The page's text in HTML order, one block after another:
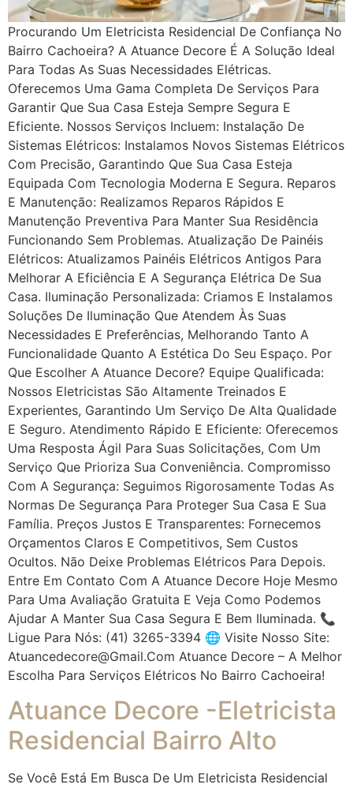
Procurando Um Eletricista Residencial De Confiança No
Bairro Cachoeira? A Atuance Decore É A Solução Ideal
Para Todas As Suas Necessidades Elétricas.
Oferecemos Uma Gama Completa De Serviços Para
Garantir Que Sua Casa Esteja Sempre Segura E
Eficiente. Nossos Serviços Incluem: Instalação De
Sistemas Elétricos: Instalamos Novos Sistemas Elétricos
Com Precisão, Garantindo Que Sua Casa Esteja
Equipada Com Tecnologia Moderna E Segura. Reparos
E Manutenção: Realizamos Reparos Rápidos E
Manutenção Preventiva Para Manter Sua Residência
Funcionando Sem Problemas. Atualização De Painéis
Elétricos: Atualizamos Painéis Elétricos Antigos Para
Melhorar A Eficiência E A Segurança Elétrica De Sua
Casa. Iluminação Personalizada: Criamos E Instalamos
Soluções De Iluminação Que Atendem Às Suas
Necessidades E Preferências, Melhorando Tanto A
Funcionalidade Quanto A Estética Do Seu Espaço. Por
Que Escolher A Atuance Decore? Equipe Qualificada:
Nossos Eletricistas São Altamente Treinados E
Experientes, Garantindo Um Serviço De Alta Qualidade
E Seguro. Atendimento Rápido E Eficiente: Oferecemos
Uma Resposta Ágil Para Suas Solicitações, Com Um
Serviço Que Prioriza Sua Conveniência. Compromisso
Com A Segurança: Seguimos Rigorosamente Todas As
Normas De Segurança Para Proteger Sua Casa E Sua
Família. Preços Justos E Transparentes: Fornecemos
Orçamentos Claros E Competitivos, Sem Custos
Ocultos. Não Deixe Problemas Elétricos Para Depois.
Entre Em Contato Com A Atuance Decore Hoje Mesmo
Para Uma Avaliação Gratuita E Veja Como Podemos
Ajudar A Manter Sua Casa Segura E Bem Iluminada. 📞
Ligue Para Nós: (41) 3265-3394 🌐 Visite Nosso Site:
Atuancedecore@gmail.com Atuance Decore – A Melhor
Escolha Para Serviços Elétricos No Bairro Cachoeira!
Atuance Decore -Eletricista
Residencial Bairro Alto
Se Você Está Em Busca De Um Eletricista Residencial